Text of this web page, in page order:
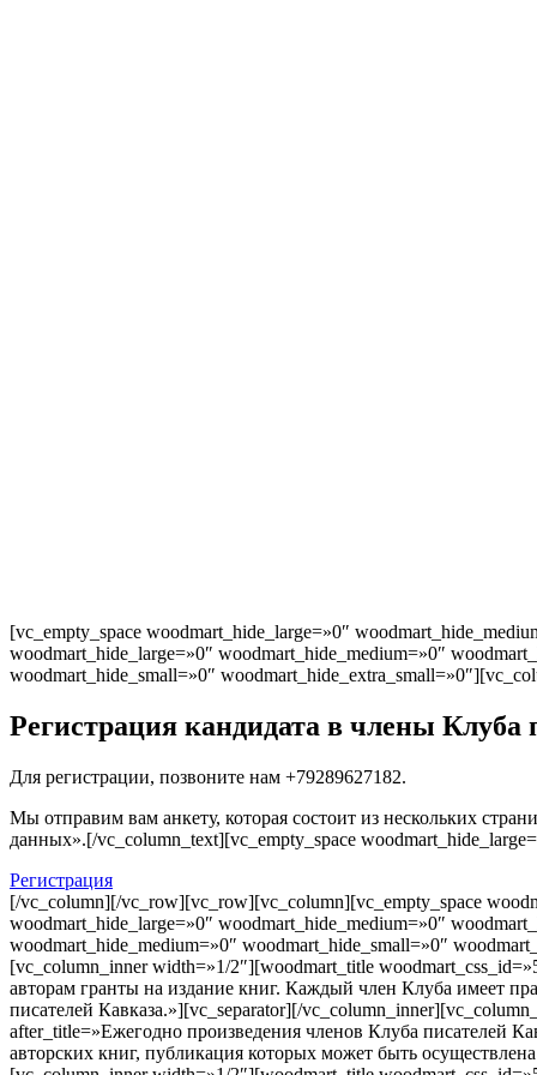
[vc_empty_space woodmart_hide_large=»0″
woodmart_hide_large=»0″ woodmart_hide_medium=»0″
woodmart_hide_small=»0″
Регистрация кандидата в члены Клуба
Для регистрации, позвоните нам +79289627182.
Мы отправим вам анкету, которая состоит из нескольких
данных».[/vc_column_text][vc_empty_space
Регистрация
[/vc_column][/vc_row][vc_row][vc_column][vc_empty_space
woodmart_hide_large=»0″ woodmart_hide_medium=»0″
woodmart_hide_medium=»0″ woodmart_hide_small=»0″
[vc_column_inner width=»1/2″][woodmart_title
авторам гранты на издание книг. Каждый член Клуба имеет
писателей Кавказа.»][vc_separator][/
after_title=»Ежегодно произведения членов Клуба писателей
авторских книг, публикация которых может быть